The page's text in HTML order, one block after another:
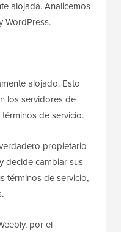
alojada. Analicemos
WordPress.
alojado. Esto
los servidores de
de servicio.
propietario
decide cambiar sus
términos de servicio,
por el